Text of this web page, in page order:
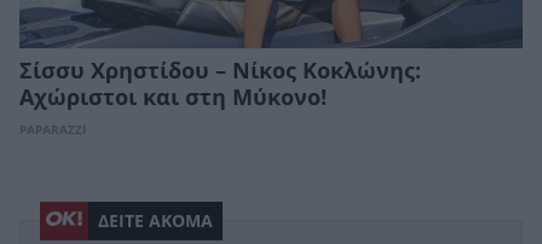
Σίσσυ Χρηστίδου – Νίκος Κοκλώνης:
Αχώριστοι και στη Μύκονο!
PAPARAZZI
ΔΕΙΤΕ ΑΚΟΜΑ